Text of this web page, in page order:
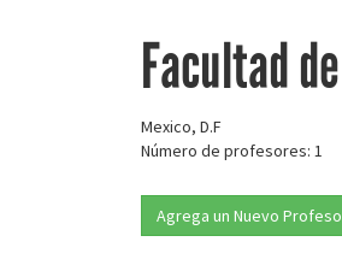
Facultad
Mexico, D.F
Número de profesores: 1
Agrega un Nuevo